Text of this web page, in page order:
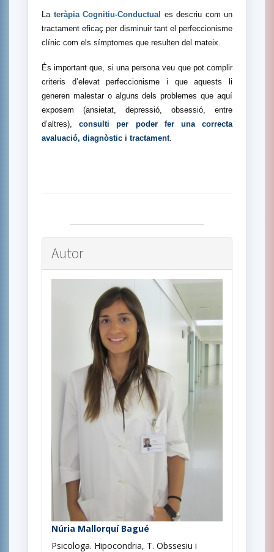
La teràpia Cognitiu-Conductual es descriu com un
tractament eficaç per disminuir tant el perfeccionisme
clínic com els símptomes que resulten del mateix.
És important que, si una persona veu que pot complir
criteris d’elevat perfeccionisme i que aquests li
generen malestar o alguns dels problemes que aquí
exposem (ansietat, depressió, obsessió, entre
d’altres),consulti per poder fer una correcta
avaluació, diagnòstic i tractament.
Autor
Núria Mallorquí Bagué
Psicologa. Hipocondria, T. Obssesiu i